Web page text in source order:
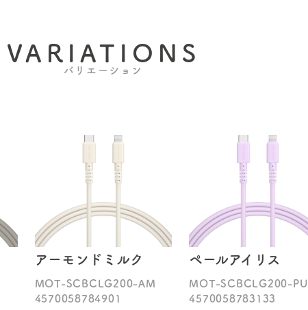
VARIATIONS
バリエーション
アーモンドミルク
MOT-SCBCLG200-AM
4570058784901
ペールアイリス
MOT-SCBCLG200-PU
4570058783133